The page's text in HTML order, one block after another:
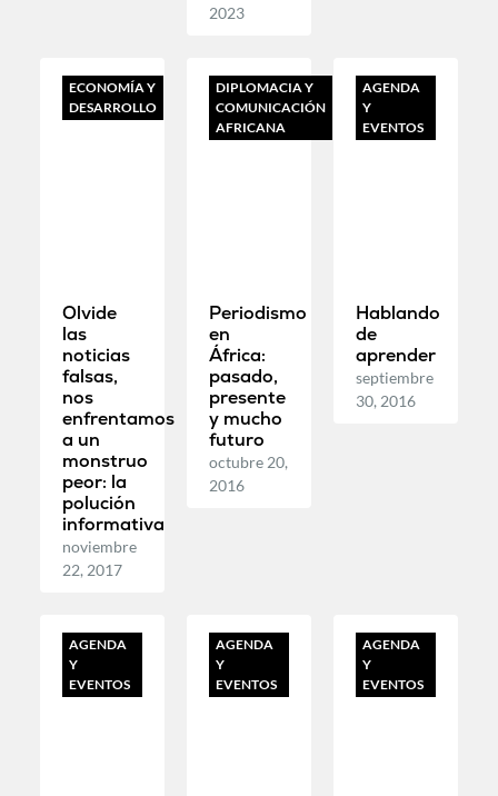
2023
ECONOMÍA Y
DESARROLLO
Olvide
las
noticias
falsas,
nos
enfrentamos
a un
monstruo
peor: la
polución
informativa
noviembre
22, 2017
DIPLOMACIA Y
COMUNICACIÓN
AFRICANA
Periodismo
en
África:
pasado,
presente
y mucho
futuro
octubre 20,
2016
AGENDA
Y
EVENTOS
Hablando
de
aprender
septiembre
30, 2016
AGENDA
Y
EVENTOS
AGENDA
Y
EVENTOS
AGENDA
Y
EVENTOS